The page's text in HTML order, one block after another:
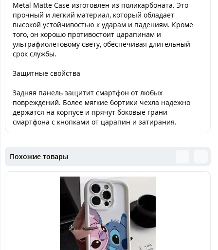
Metal Matte Case изготовлен из поликарбоната. Это
прочный и легкий материал, который обладает
высокой устойчивостью к ударам и падениям. Кроме
того, он хорошо противостоит царапинам и
ультрафиолетовому свету, обеспечивая длительный
срок службы.
Защитные свойства
Задняя панель защитит смартфон от любых
повреждений. Более мягкие бортики чехла надежно
держатся на корпусе и прячут боковые грани
смартфона с кнопками от царапин и затирания.
Похожие товары